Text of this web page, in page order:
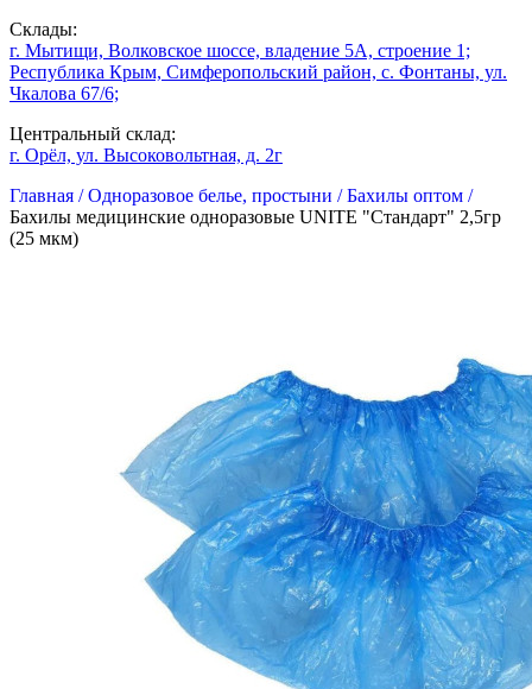
Склады:
г. Мытищи, Волковское шоссе, владение 5А, строение 1;
Республика Крым, Симферопольский район, с. Фонтаны, ул.
Чкалова 67/6;
Центральный склад:
г. Орёл, ул. Высоковольтная, д. 2г
Главная /Одноразовое белье, простыни /Бахилы оптом /
Бахилы медицинские одноразовые UNITE "Стандарт" 2,5гр
(25 мкм)